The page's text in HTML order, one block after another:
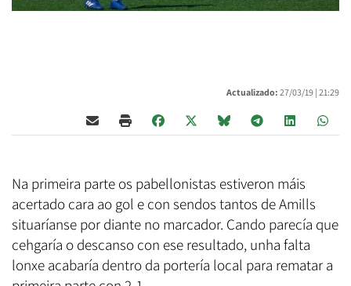
Actualizado: 27/03/19 | 21:29
Na primeira parte os pabellonistas estiveron máis
acertado cara ao gol e con sendos tantos de Amills
situaríanse por diante no marcador. Cando parecía que
cehgaría o descanso con ese resultado, unha falta
lonxe acabaría dentro da portería local para rematar a